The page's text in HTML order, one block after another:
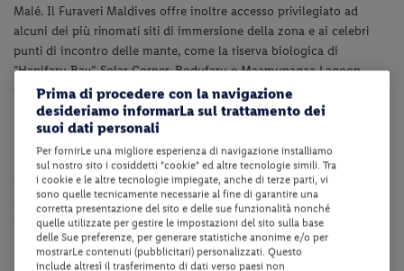
Malé.Il Furaveri Maldives offre inoltre accesso privilegiato ad
alcuni dei più rinomati siti di immersionedella zona e ai celebri
punti di incontro delle mante, come la riserva biologica di
“Hanifaru Bay”,Solar Corner, Bodufaru e Maamunagaa Lagoon,
tutti raggiungibili con una breve escursione inbarca.
Dotazioni della struttura
La struttura dispone di reception, ristorante principale, pool bar,
miniclub con parco giochi sulla sabbia per bambini, piscina
scoperta con lettini ed ombrelloni fino ad esaurimento. A
pagamento: centro benessere Himeyn Spa, snorkeling, windsurf.
Camere
Prima di procedere con la navigazione
desideriamo informarLa sul trattamento dei
suoi dati personali
Per fornirLe una migliore esperienza di navigazione installiamo
sul nostro sito i cosiddetti "cookie" ed altre tecnologie simili. Tra
i cookie e le altre tecnologie impiegate, anche di terze parti, vi
sono quelle tecnicamente necessarie al fine di garantire una
corretta presentazione del sito e delle sue funzionalità nonché
quelle utilizzate per gestire le impostazioni del sito sulla base
delle Sue preferenze, per generare statistiche anonime e/o per
mostrarLe contenuti (pubblicitari) personalizzati. Questo
include altresì il trasferimento di dati verso paesi non